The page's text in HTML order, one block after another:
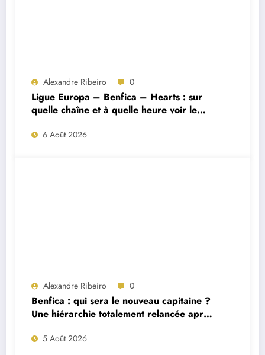
Alexandre Ribeiro 0
Ligue Europa – Benfica – Hearts : sur
quelle chaîne et à quelle heure voir le
match ?
6 Août 2026
Alexandre Ribeiro 0
Benfica : qui sera le nouveau capitaine ?
Une hiérarchie totalement relancée après
deux départs majeurs
5 Août 2026